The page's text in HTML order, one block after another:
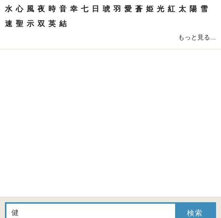
水 心 風 夜 時 音 幸 七 日 琥 羽 愛 蒼 姫 光 紅 太 陽 雪
速 聖 示 双 英 結
もっと見る...